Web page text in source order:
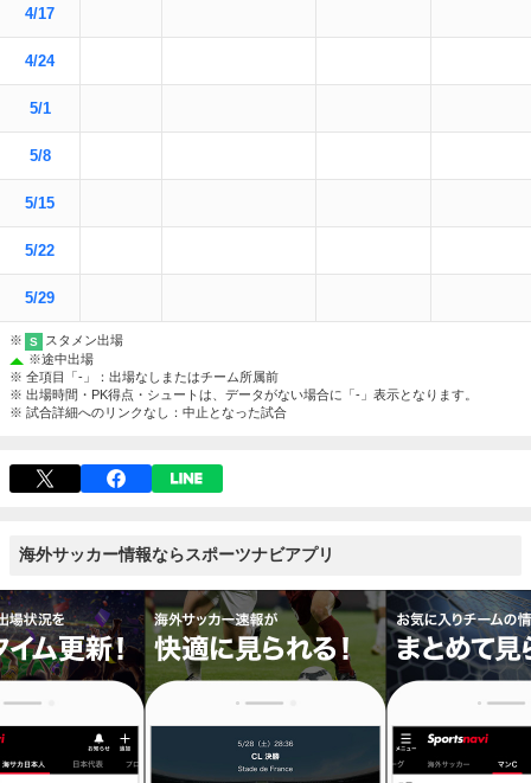
4/17
4/24
5/1
5/8
5/15
5/22
5/29
※ S
スタメン出場
※途中出場
※ 全項目「-」：出場なしまたはチーム所属前
※ 出場時間・PK得点・シュートは、データがない場合に「-」表示となります。
※ 試合詳細へのリンクなし：中止となった試合
海外サッカー情報ならスポーツナビアプリ